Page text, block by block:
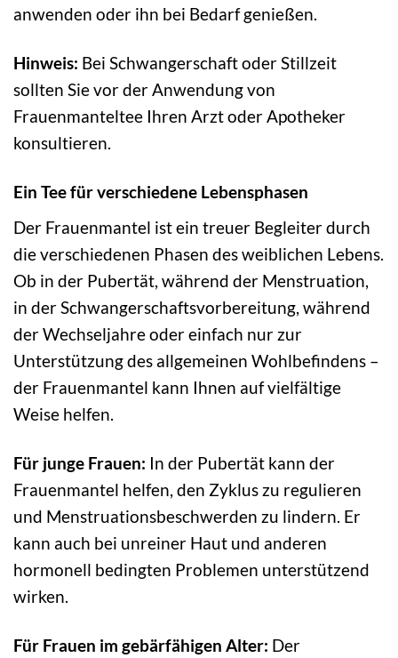
anwenden oder ihn bei Bedarf genießen.
Hinweis: Bei Schwangerschaft oder Stillzeit
sollten Sie vor der Anwendung von
Frauenmanteltee Ihren Arzt oder Apotheker
konsultieren.
Ein Tee für verschiedene Lebensphasen
Der Frauenmantel ist ein treuer Begleiter durch
die verschiedenen Phasen des weiblichen Lebens.
Ob in der Pubertät, während der Menstruation,
in der Schwangerschaftsvorbereitung, während
der Wechseljahre oder einfach nur zur
Unterstützung des allgemeinen Wohlbefindens –
der Frauenmantel kann Ihnen auf vielfältige
Weise helfen.
Für junge Frauen: In der Pubertät kann der
Frauenmantel helfen, den Zyklus zu regulieren
und Menstruationsbeschwerden zu lindern. Er
kann auch bei unreiner Haut und anderen
hormonell bedingten Problemen unterstützend
wirken.
Für Frauen im gebärfähigen Alter: Der